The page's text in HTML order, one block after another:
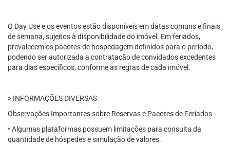
O Day Use e os eventos estão disponíveis em datas comuns e finais
de semana, sujeitos à disponibilidade do imóvel. Em feriados,
prevalecem os pacotes de hospedagem definidos para o período,
podendo ser autorizada a contratação de convidados excedentes
para dias específicos, conforme as regras de cada imóvel.
> INFORMAÇÕES DIVERSAS
Observações Importantes sobre Reservas e Pacotes de Feriados
• Algumas plataformas possuem limitações para consulta da
quantidade de hóspedes e simulação de valores.